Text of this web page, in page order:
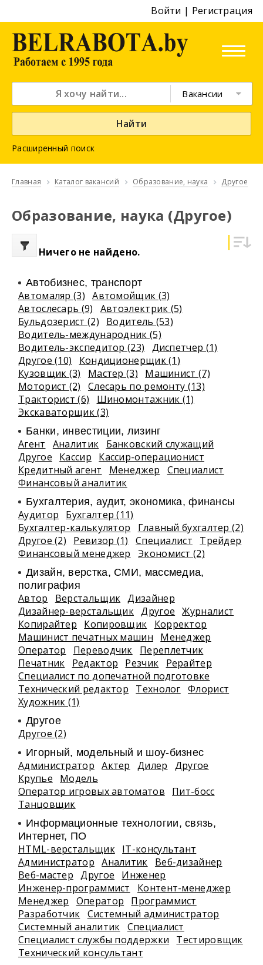
Войти | Регистрация
Вакансии
Найти
Расширенный поиск
Главная Каталог вакансий Образование, наука Другое
Образование, наука (Другое)
Ничего не найдено.
Автобизнес, транспорт
Автомаляр (3)
Автомойщик (3)
Автослесарь (9)
Автоэлектрик (5)
Бульдозерист (2)
Водитель (53)
Водитель-международник (5)
Водитель-экспедитор (23)
Диспетчер (1)
Другое (10)
Кондиционерщик (1)
Кузовщик (3)
Мастер (3)
Машинист (7)
Моторист (2)
Слесарь по ремонту (13)
Тракторист (6)
Шиномонтажник (1)
Экскаваторщик (3)
Банки, инвестиции, лизинг
Агент Аналитик
Банковский служащий
Другое
Кассир
Кассир-операционист
Кредитный агент
Менеджер
Специалист
Финансовый аналитик
Бухгалтерия, аудит, экономика, финансы
Аудитор
Бухгалтер (11)
Бухгалтер-калькулятор
Главный бухгалтер (2)
Другое (2)
Ревизор (1) Специалист
Трейдер
Финансовый менеджер
Экономист (2)
Дизайн, верстка, СМИ, массмедиа,
полиграфия
Автор Верстальщик Дизайнер
Дизайнер-верстальщик Другое
Журналист
Копирайтер
Копировщик
Корректор
Машинист печатных машин
Менеджер
Оператор
Переводчик
Переплетчик
Печатник
Редактор Резчик
Рерайтер
Специалист по допечатной подготовке
Технический редактор
Технолог Флорист
Художник (1)
Другое
Другое (2)
Игорный, модельный и шоу-бизнес
Администратор Актер Дилер
Другое
Крупье
Модель
Оператор игровых автоматов
Пит-босс
Танцовщик
Информационные технологии, связь,
Интернет, ПО
HTML-верстальщик IT-консультант
Администратор
Аналитик
Веб-дизайнер
Веб-мастер
Другое
Инженер
Инженер-программист
Контент-менеджер
Менеджер
Оператор
Программист
Разработчик Системный администратор
Системный аналитик Специалист
Специалист службы поддержки
Тестировщик
Технический консультант